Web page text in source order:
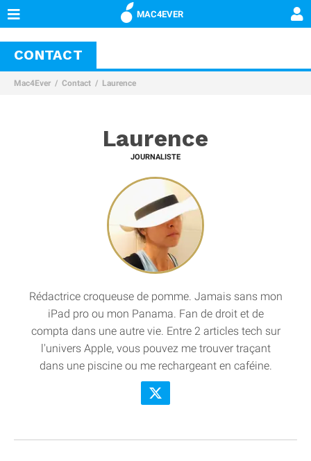
MAC4EVER
CONTACT
Mac4Ever Contact Laurence
Laurence
JOURNALISTE
Rédactrice croqueuse de pomme. Jamais sans mon
iPad pro ou mon Panama. Fan de droit et de
compta dans une autre vie. Entre 2 articles tech sur
l'univers Apple, vous pouvez me trouver traçant
dans une piscine ou me rechargeant en caféine.